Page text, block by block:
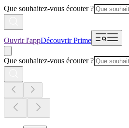
Que souhaitez-vous écouter ?
Ouvrir l'appDécouvrir Prime
Que souhaitez-vous écouter ?